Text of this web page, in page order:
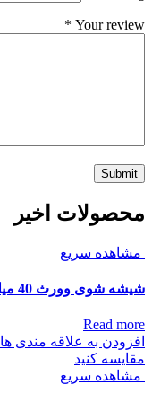
Your review
*
محصولات اخیر
مشاهده سریع
شیشه شوی وورث 40 میلی لیتر
Read more
افزودن به علاقه مندی ها
مقایسه کنید
مشاهده سریع